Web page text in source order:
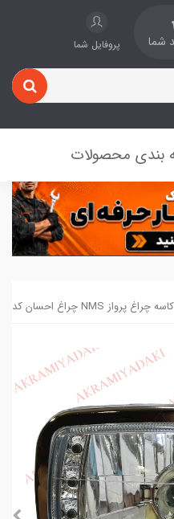
شما پروفایل شما
بندی محصولات
کاسه چراغ پرواز NMS چراغ احسان کد 7931555